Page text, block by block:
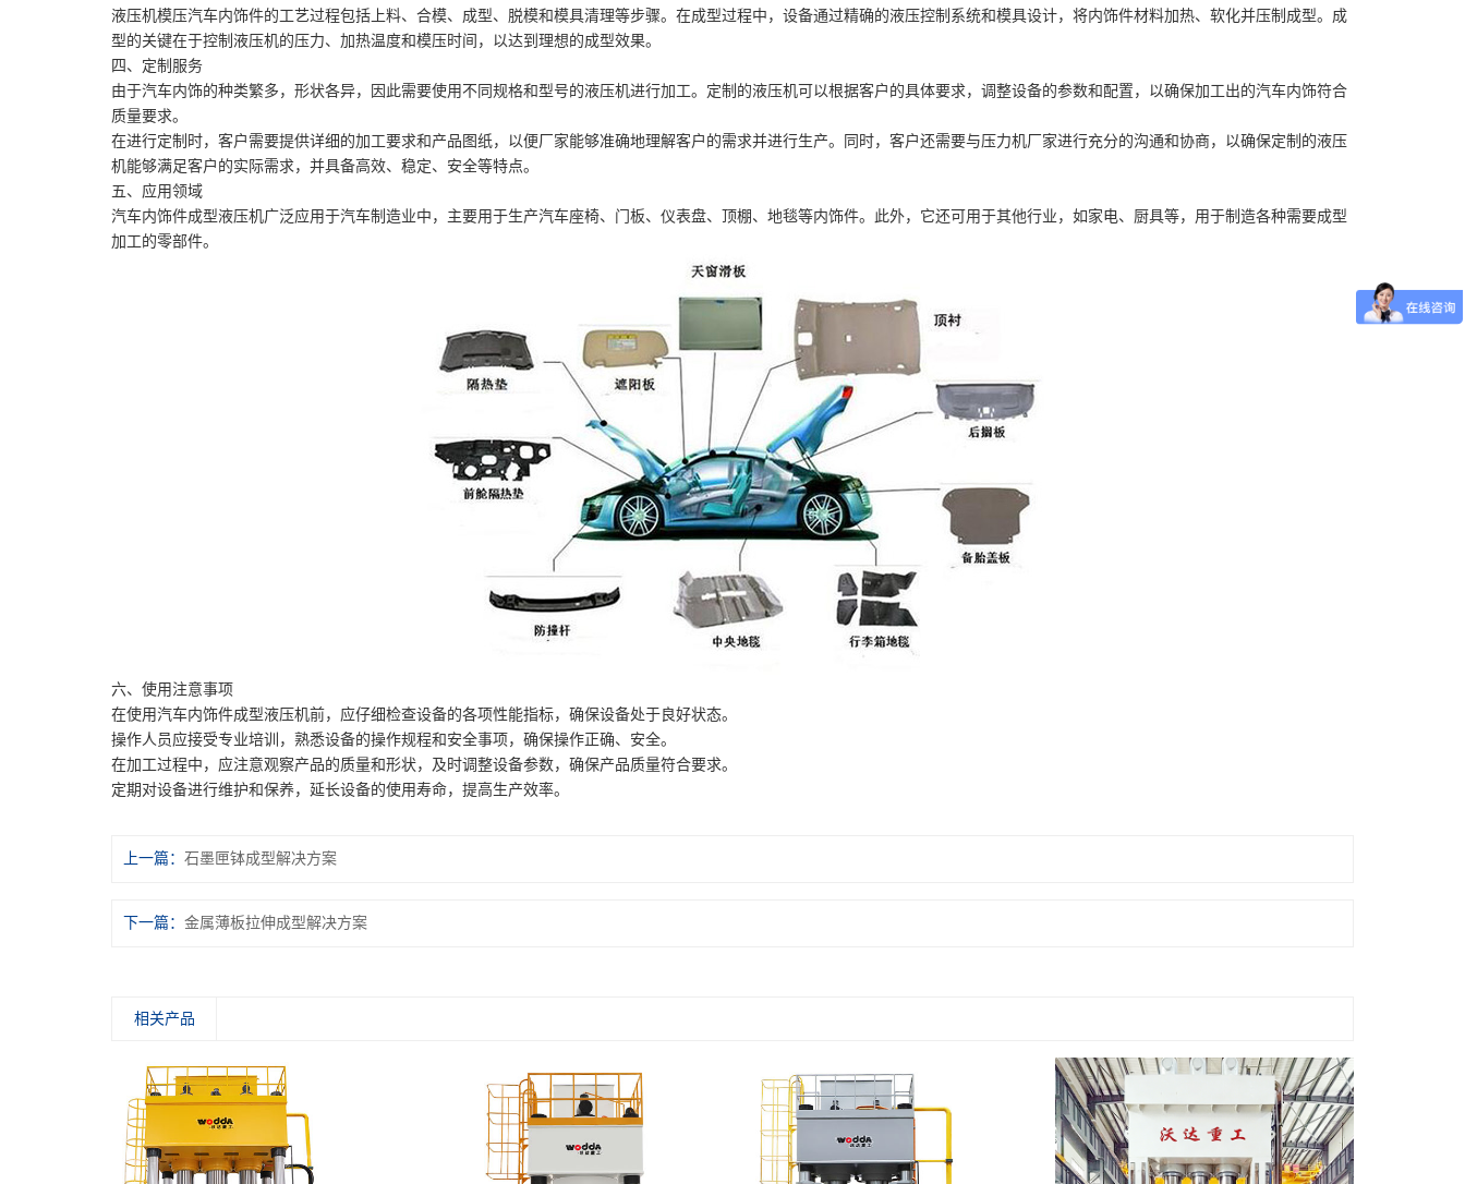
液压机模压汽车内饰件的工艺过程包括上料、合模、成型、脱模和模具清理等步骤。在成型过程中，设备通过精确的液压控制系统和模具设计，将内饰件材料加热、软化并压制成型。成
型的关键在于控制液压机的压力、加热温度和模压时间，以达到理想的成型效果。
四、定制服务
由于汽车内饰的种类繁多，形状各异，因此需要使用不同规格和型号的液压机进行加工。定制的液压机可以根据客户的具体要求，调整设备的参数和配置，以确保加工出的汽车内饰符合
质量要求。
在进行定制时，客户需要提供详细的加工要求和产品图纸，以便厂家能够准确地理解客户的需求并进行生产。同时，客户还需要与压力机厂家进行充分的沟通和协商，以确保定制的液压
机能够满足客户的实际需求，并具备高效、稳定、安全等特点。
五、应用领域
汽车内饰件成型液压机广泛应用于汽车制造业中，主要用于生产汽车座椅、门板、仪表盘、顶棚、地毯等内饰件。此外，它还可用于其他行业，如家电、厨具等，用于制造各种需要成型
加工的零部件。
六、使用注意事项
在使用汽车内饰件成型液压机前，应仔细检查设备的各项性能指标，确保设备处于良好状态。
操作人员应接受专业培训，熟悉设备的操作规程和安全事项，确保操作正确、安全。
在加工过程中，应注意观察产品的质量和形状，及时调整设备参数，确保产品质量符合要求。
定期对设备进行维护和保养，延长设备的使用寿命，提高生产效率。
上一篇： 石墨匣钵成型解决方案
下一篇： 金属薄板拉伸成型解决方案
相关产品